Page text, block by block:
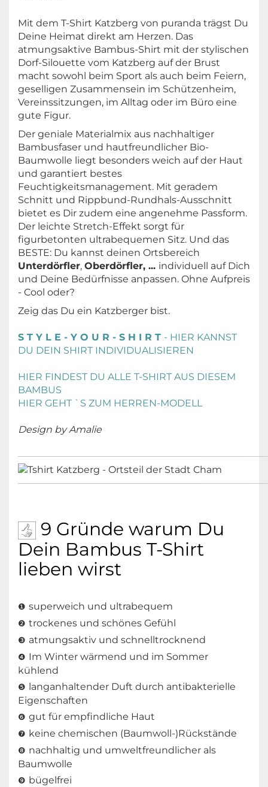
Mit dem T-Shirt Katzberg von puranda trägst Du
Deine Heimat direkt am Herzen. Das
atmungsaktive Bambus-Shirt mit der stylischen
Dorf-Silouette vom Katzberg auf der Brust
macht sowohl beim Sport als auch beim Feiern,
geselligen Zusammensein im Schützenheim,
Vereinssitzungen, im Alltag oder im Büro eine
gute Figur.
Der geniale Materialmix aus nachhaltiger
Bambusfaser und hautfreundlicher Bio-
Baumwolle liegt besonders weich auf der Haut
und garantiert bestes
Feuchtigkeitsmanagement. Mit geradem
Schnitt und Rippbund-Rundhals-Ausschnitt
bietet es Dir zudem eine angenehme Passform.
Der leichte Stretch-Effekt sorgt für
figurbetonten ultrabequemen Sitz. Und das
BESTE: Du kannst deinen Ortsbereich
Unterdörfler, Oberdörfler, ... individuell auf Dich
und Deine Bedürfnisse anpassen. Ohne Aufpreis
- Cool oder?
Zeig das Du ein Katzberger bist.
S T Y L E - Y O U R - S H I R T - HIER KANNST
DU DEIN SHIRT INDIVIDUALISIEREN
HIER FINDEST DU ALLE T-SHIRT AUS DIESEM
BAMBUS
HIER GEHT `S ZUM HERREN-MODELL
Design by Amalie
9 Gründe warum Du
Dein Bambus T-Shirt
lieben wirst
❶ superweich und ultrabequem
❷ trockenes und schönes Gefühl
❸ atmungsaktiv und schnelltrocknend
❹ Im Winter wärmend und im Sommer
kühlend
❺ langanhaltender Duft durch antibakterielle
Eigenschaften
❻ gut für empfindliche Haut
❼ keine chemischen (Baumwoll-)Rückstände
❽ nachhaltig und umweltfreundlicher als
Baumwolle
❾ bügelfrei